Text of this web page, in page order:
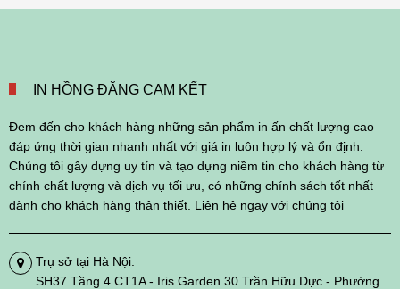
IN HỒNG ĐĂNG CAM KẾT
Đem đến cho khách hàng những sản phẩm in ấn chất lượng cao
đáp ứng thời gian nhanh nhất với giá in luôn hợp lý và ổn định.
Chúng tôi gây dựng uy tín và tạo dựng niềm tin cho khách hàng từ
chính chất lượng và dịch vụ tối ưu, có những chính sách tốt nhất
dành cho khách hàng thân thiết. Liên hệ ngay với chúng tôi
Trụ sở tại Hà Nội:
SH37 Tầng 4 CT1A - Iris Garden 30 Trần Hữu Dực - Phường